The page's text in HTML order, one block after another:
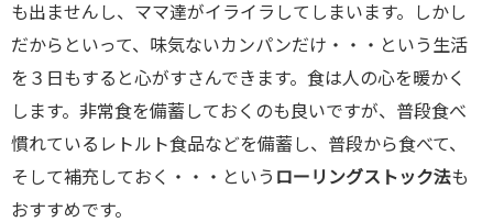
も出ませんし、ママ達がイライラしてしまいます。しかし
だからといって、味気ないカンパンだけ・・・という生活
を３日もすると心がすさんできます。食は人の心を暖かく
します。非常食を備蓄しておくのも良いですが、普段食べ
慣れているレトルト食品などを備蓄し、普段から食べて、
そして補充しておく・・・という ローリングストック法も
おすすめです。